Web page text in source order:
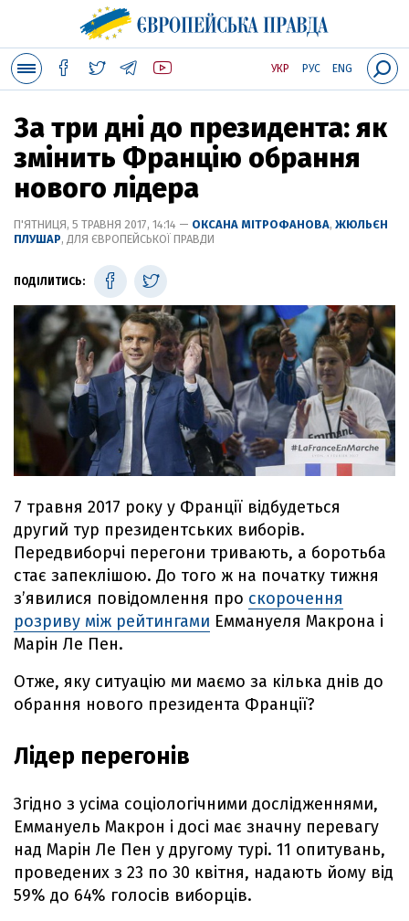
УКР РУС ENG
За три дні до президента: як
змінить Францію обрання
нового лідера
П'ЯТНИЦЯ, 5 ТРАВНЯ 2017, 14:14 — ОКСАНА МІТРОФАНОВА, ЖЮЛЬЄН
ПЛУШАР, ДЛЯ ЄВРОПЕЙСЬКОЇ ПРАВДИ
ПОДІЛИТИСЬ:
7 травня 2017 року у Франції відбудеться
другий тур президентських виборів.
Передвиборчі перегони тривають, а боротьба
стає запеклішою. До того ж на початку тижня
з’явилися повідомлення про скорочення
розриву між рейтингами Еммануеля Макрона і
Марін Ле Пен.
Отже, яку ситуацію ми маємо за кілька днів до
обрання нового президента Франції?
Лідер перегонів
Згідно з усіма соціологічними дослідженнями,
Еммануель Макрон і досі має значну перевагу
над Марін Ле Пен у другому турі. 11 опитувань,
проведених з 23 по 30 квітня, надають йому від
59% до 64% голосів виборців.